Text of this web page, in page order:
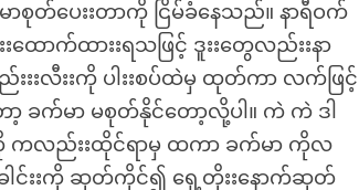
တ်ပေးးတာကို ငြိမ်ခံနေသည်။ နာရီဝက်
ောက်ထားးရသဖြင့် ဒူးးတွေလည်းးနာ
းးလီးးကို ပါးးစပ်ထဲမှ ထုတ်ကာ လက်ဖြင့်
ာ့ ခက်မာ မစုတ်နိုင်တော့လို့ပါ။ ကဲ ကဲ ဒါ
ကလည်းးထိုင်ရာမှ ထကာ ခက်မာ ကိုလ
ေါင်းးကို ဆုတ်ကိုင်၍ ရှေ့တိုးးနောက်ဆုတ်